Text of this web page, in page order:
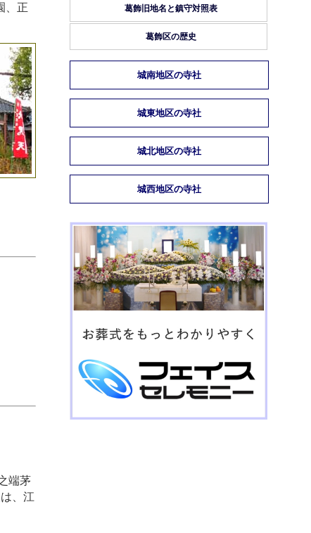
、正
端茅
、江
葛飾旧地名と鎮守対照表
葛飾区の歴史
城南地区の寺社
城東地区の寺社
城北地区の寺社
城西地区の寺社